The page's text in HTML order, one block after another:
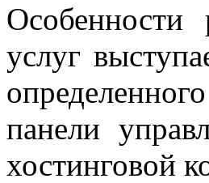
Особенности
услуг
панели
хостинговой